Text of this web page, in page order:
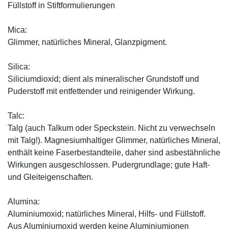
Füllstoff in Stiftformulierungen
Mica:
Glimmer, natürliches Mineral, Glanzpigment.
Silica:
Siliciumdioxid; dient als mineralischer Grundstoff und
Puderstoff mit entfettender und reinigender Wirkung.
Talc:
Talg (auch Talkum oder Speckstein. Nicht zu verwechseln
mit Talg!). Magnesiumhaltiger Glimmer, natürliches Mineral,
enthält keine Faserbestandteile, daher sind asbestähnliche
Wirkungen ausgeschlossen. Pudergrundlage; gute Haft-
und Gleiteigenschaften.
Alumina:
Aluminiumoxid; natürliches Mineral, Hilfs- und Füllstoff.
Aus Aluminiumoxid werden keine Aluminiumionen